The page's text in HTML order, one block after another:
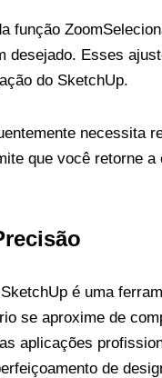
função
desejado. Esses
do SketchUp.
necessita
que você retorne
é uma
se aproxime de
aplicações
de